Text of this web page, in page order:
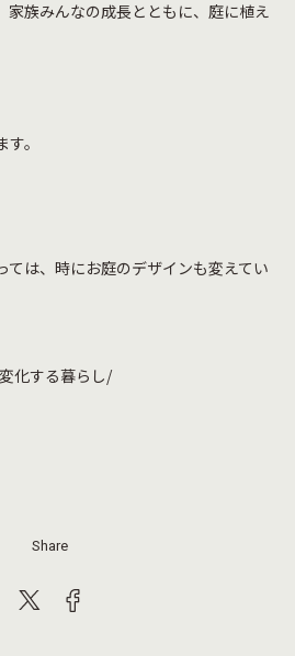
家族みんなの成長とともに、庭に植え
。
ては、時にお庭のデザインも変えてい
化する暮らし/
Share